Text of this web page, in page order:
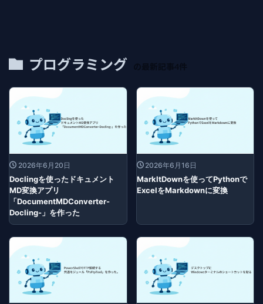
プログラミング
2026年6月20日
Doclingを使ったドキュメント
MD変換アプリ
「DocumentMDConverter-
Docling-」を作った
2026年6月16日
MarkItDownを使ってPythonで
ExcelをMarkdownに変換